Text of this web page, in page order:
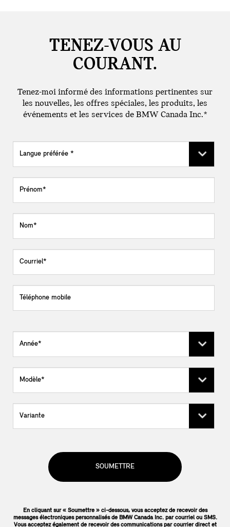
TENEZ-VOUS AU
COURANT.
Tenez-moi informé des informations pertinentes sur
les nouvelles, les offres spéciales, les produits, les
événements et les services de BMW Canada Inc.*
SOUMETTRE
En cliquant sur « Soumettre » ci-dessous, vous acceptez de recevoir des
messages électroniques personnalisés de BMW Canada Inc. par courriel ou SMS.
Vous acceptez également de recevoir des communications par courrier direct et